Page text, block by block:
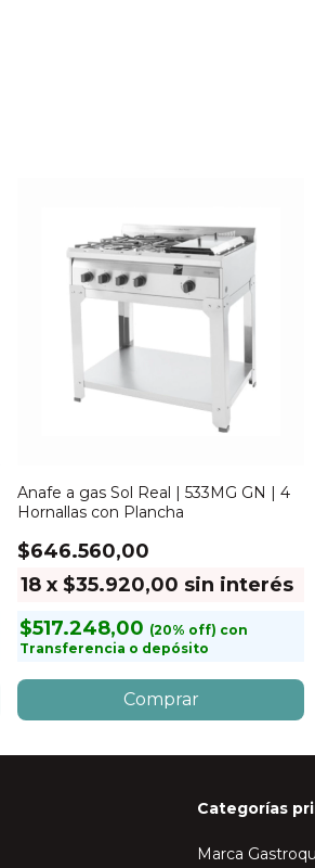
Anafe a gas Sol Real | 533MG GN | 4
Hornallas con Plancha
$646.560,00
18 x $35.920,00 sin interés
$517.248,00
con
Transferencia o depósito
Categorías
Marca